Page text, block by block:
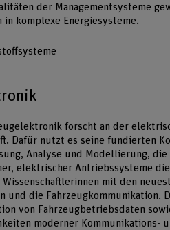
der Managementsysteme
komplexe Energiesysteme.
forscht an der
Dafür nutzt es seine fundierten
Analyse und Modellierung,
elektrischer Antriebssysteme
mit den
und die Fahrzeugkommunikation.
von Fahrzeugbetriebsdaten
moderner Kommunikations-